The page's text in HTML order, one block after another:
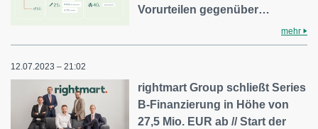
Vorurteilen gegenüber…
mehr
12.07.2023 – 21:02
rightmart Group schließt Series
B-Finanzierung in Höhe von
27,5 Mio. EUR ab // Start der